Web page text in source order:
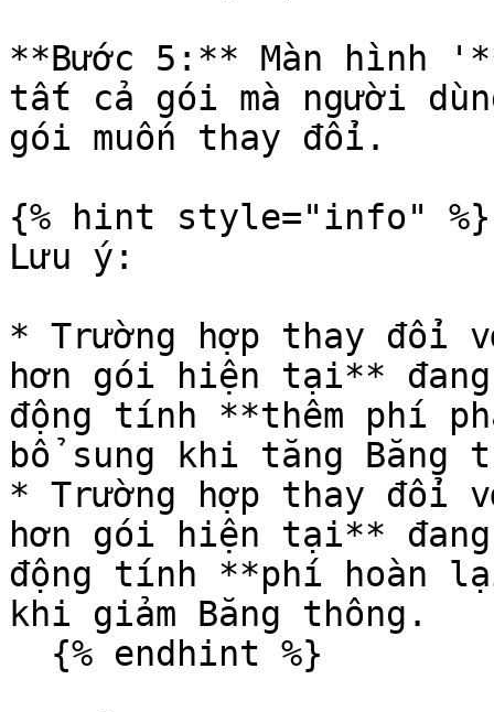
**Bước 5:** Màn hình
tất cả gói mà người
gói muốn thay đổi.
{% hint style="info" %}
Lưu ý:
* Trường hợp thay đổi
hơn gói hiện tại**
động tính **thêm phí
bổ sung khi tăng Băng
* Trường hợp thay đổi
hơn gói hiện tại**
động tính **phí hoàn
khi giảm Băng thông.